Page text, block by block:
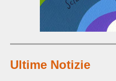
Ultime Notizie